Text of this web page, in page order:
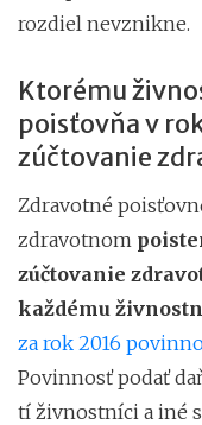
rozdiel nevznikne.
Ktorému
poisťovňa v
zúčtovanie
Zdravotné
zdravotnom
zúčtovanie
každému
za rok 2016
Povinnosť podať
tí živnostníci a iné